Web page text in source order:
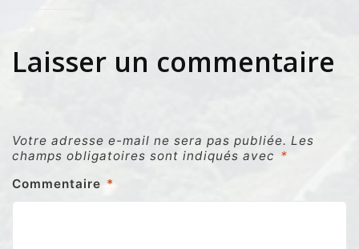
Laisser un commentaire
Votre adresse e-mail ne sera pas publiée. Les
champs obligatoires sont indiqués avec *
Commentaire *